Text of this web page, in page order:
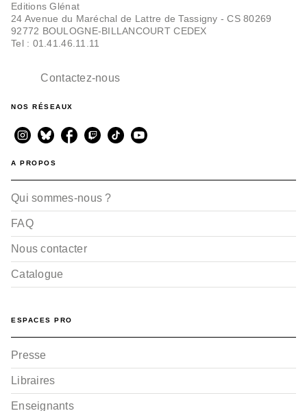
Editions Glénat
24 Avenue du Maréchal de Lattre de Tassigny - CS 80269
92772 BOULOGNE-BILLANCOURT CEDEX
Tel : 01.41.46.11.11
Contactez-nous
NOS RÉSEAUX
A PROPOS
Qui sommes-nous ?
FAQ
Nous contacter
Catalogue
ESPACES PRO
Presse
Libraires
Enseignants